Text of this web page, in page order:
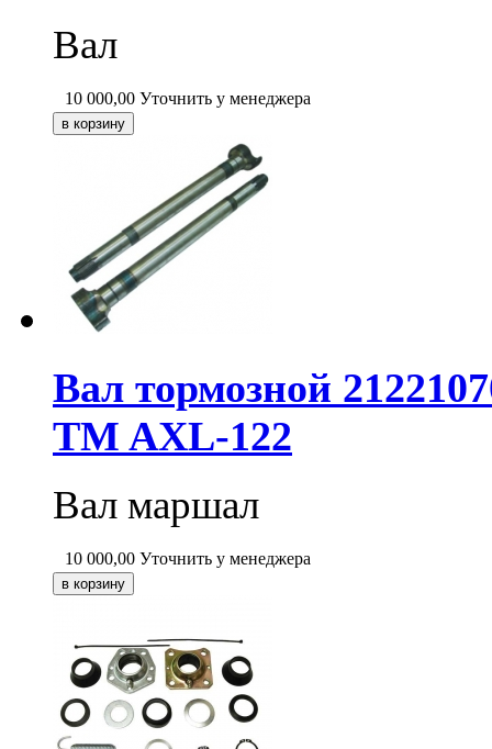
Вал
10 000,00 Уточнить у менеджера
Вал тормозной
TM AXL-122
Вал маршал
10 000,00 Уточнить у менеджера